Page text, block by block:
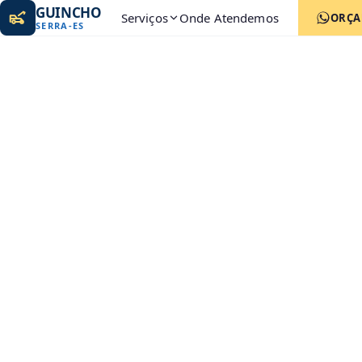
GUINCHO
SERRA-ES Serviços Onde Atendemos